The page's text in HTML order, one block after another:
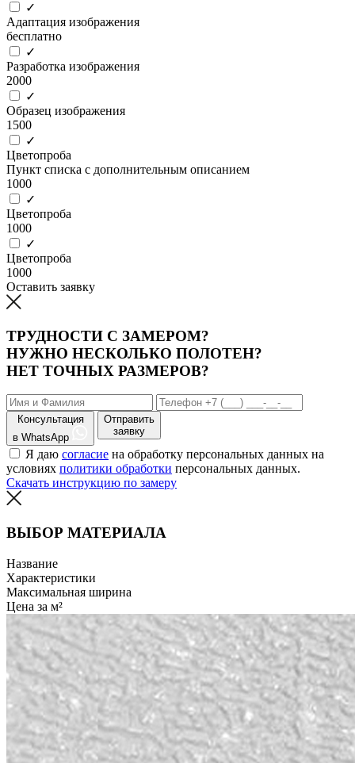
✓
Адаптация изображения
бесплатно
✓
Разработка изображения
2000
✓
Образец изображения
1500
✓
Цветопроба
Пункт списка с дополнительным описанием
1000
✓
Цветопроба
1000
✓
Цветопроба
1000
Оставить заявку
ТРУДНОСТИ С ЗАМЕРОМ?
НУЖНО НЕСКОЛЬКО ПОЛОТЕН?
НЕТ ТОЧНЫХ РАЗМЕРОВ?
Консультация
в WhatsApp
Отправить
заявку
Я даю согласие на обработку персональных данных на
условиях политики обработки персональных данных.
Скачать инструкцию по замеру
ВЫБОР МАТЕРИАЛА
Название
Характеристики
Максимальная ширина
Цена за м²